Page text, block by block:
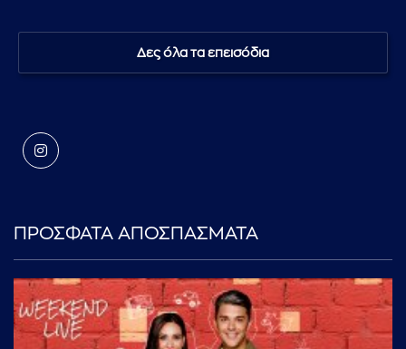
Δες όλα τα επεισόδια
ΠΡΟΣΦΑΤΑ ΑΠΟΣΠΑΣΜΑΤΑ